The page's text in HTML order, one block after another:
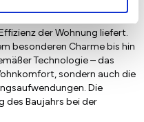
der Wohnung liefert.
besonderen Charme bis hin
Technologie – das
sondern auch die
Die
des Baujahrs bei der